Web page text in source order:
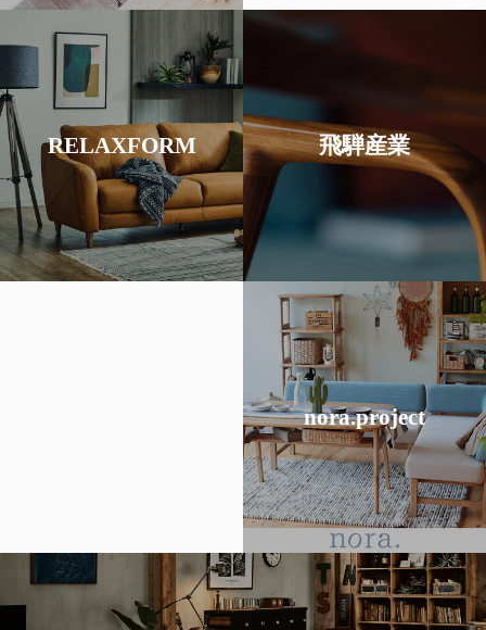
フランネルソフ
ァ
RELAXFORM
リラックスフォ
ーム
デザイン、快適性、品質
を追求した関家具オリジ
ナルのソファブランドで
す。 イタリアのデザイ
ンチームと日本のデザイ
ンチームとのコラボによ
り、オリジナルデザイン
が生み出されます。
家具をチェッ
ク
飛騨産業
飛騨産業
工家具では高いブランド
力を持ち、キツツキのト
レードマークで知られ
る。
ク
nora.project
ノラ.プロジェ
クト
素材感を大事にしたアイ
テムを提案し、暮らしを
豊かにしたいという想い
から生まれたインテリア
ブランド。
家具をチェッ
ク
家具をチェック